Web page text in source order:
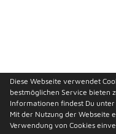
Team
Diese Webseite verwendet
bestmöglichen Service bieten
Informationen findest Du unter
Mit der Nutzung der Webseite
Verwendung von Cookies